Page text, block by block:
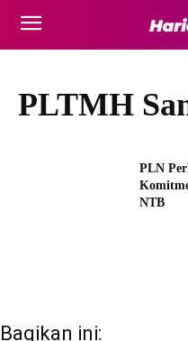
PLTMH
PLN
NTB
Bagikan ini: